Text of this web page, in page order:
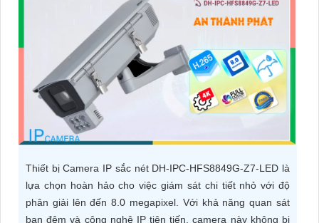
CAMERA
TƯ
DỊCH
VỤ
Thiết bị Camera IP sắc nét DH-IPC-HFS8849G-Z7-LED là
lựa chọn hoàn hảo cho việc giám sát chi tiết nhỏ với độ
phân giải lên đến 8.0 megapixel. Với khả năng quan sát
ban đêm và công nghệ IP tiên tiến, camera này không bị